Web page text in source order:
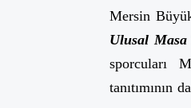
Mersin
Ulusal Masa
sporcuları
tanıtımının